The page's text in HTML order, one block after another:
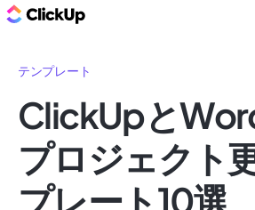
テンプレート
ClickUpと
プロジェクト
プレート10選